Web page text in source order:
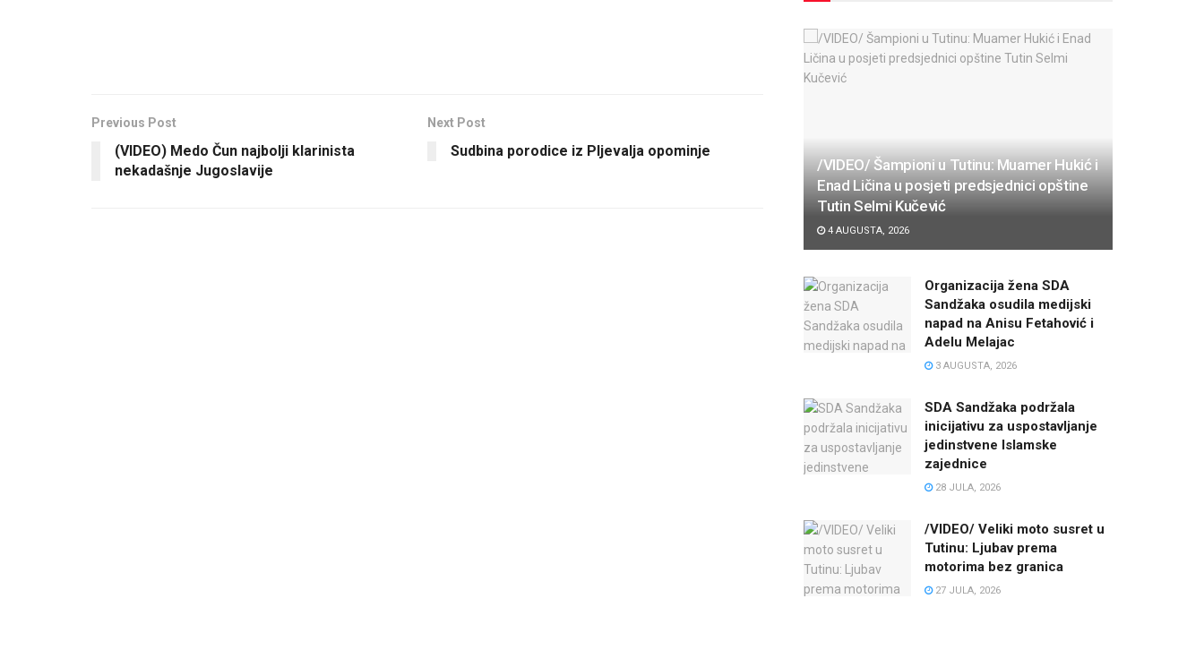
Previous Post
(VIDEO) Medo Čun najbolji klarinista
nekadašnje Jugoslavije
Next Post
Sudbina porodice iz Pljevalja opominje
/VIDEO/ Šampioni u Tutinu: Muamer Hukić i
Enad Ličina u posjeti predsjednici opštine
Tutin Selmi Kučević
4 AUGUSTA, 2026
Organizacija žena SDA
Sandžaka osudila medijski
napad na Anisu Fetahović i
Adelu Melajac
3 AUGUSTA, 2026
SDA Sandžaka podržala
inicijativu za uspostavljanje
jedinstvene Islamske
zajednice
28 JULA, 2026
/VIDEO/ Veliki moto susret u
Tutinu: Ljubav prema
motorima bez granica
27 JULA, 2026